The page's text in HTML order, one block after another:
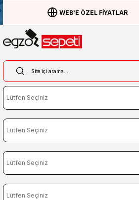
WEB'E ÖZEL FİYATLAR